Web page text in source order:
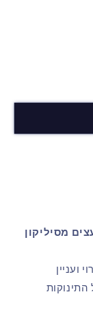
מסיליקון
ועניין